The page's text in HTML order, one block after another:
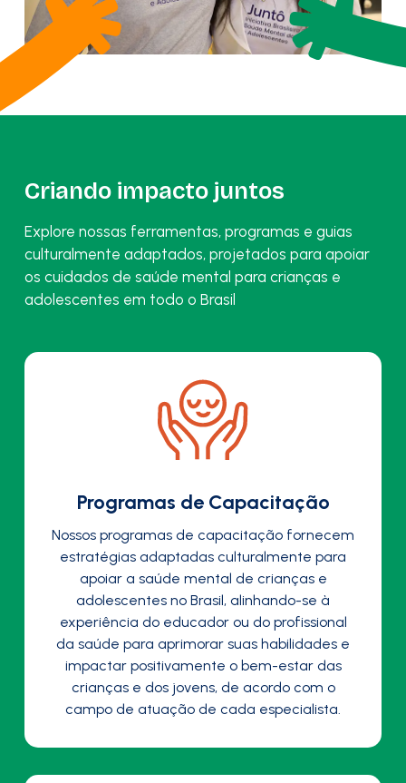
Criando impacto juntos
Explore nossas ferramentas, programas e guias
culturalmente adaptados, projetados para apoiar
os cuidados de saúde mental para crianças e
adolescentes em todo o Brasil
Programas de Capacitação
Nossos programas de capacitação fornecem
estratégias adaptadas culturalmente para
apoiar a saúde mental de crianças e
adolescentes no Brasil, alinhando-se à
experiência do educador ou do profissional
da saúde para aprimorar suas habilidades e
impactar positivamente o bem-estar das
crianças e dos jovens, de acordo com o
campo de atuação de cada especialista.